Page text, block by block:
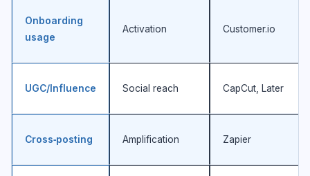
Onboarding
usage
Activation Customer.io
UGC/Influence Social reach CapCut, Later
Cross‑posting Amplification Zapier